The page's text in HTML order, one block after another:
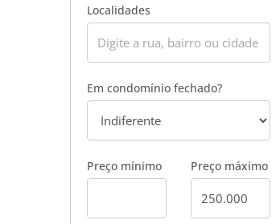
Localidades
Em condomínio fechado?
Preço mínimo Preço máximo